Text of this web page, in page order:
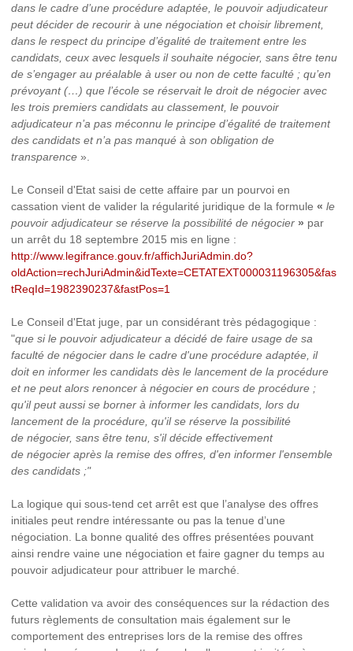
dans le cadre d’une procédure adaptée, le pouvoir adjudicateur
peut décider de recourir à une négociation et choisir librement,
dans le respect du principe d’égalité de traitement entre les
candidats, ceux avec lesquels il souhaite négocier, sans être tenu
de s’engager au préalable à user ou non de cette faculté ; qu’en
prévoyant (…) que l’école se réservait le droit de négocier avec
les trois premiers candidats au classement, le pouvoir
adjudicateur n’a pas méconnu le principe d’égalité de traitement
des candidats et n’a pas manqué à son obligation de
transparence».
Le Conseil d'Etat saisi de cette affaire par un pourvoi en
cassation vient de valider la régularité juridique de la formule « le
pouvoir adjudicateur se réserve la possibilité de négocier» par
un arrêt du 18 septembre 2015 mis en ligne :
http://www.legifrance.gouv.fr/affichJuriAdmin.do?
oldAction=rechJuriAdmin&idTexte=CETATEXT000031196305&fas
tReqId=1982390237&fastPos=1
Le Conseil d'Etat juge, par un considérant très pédagogique :
"que si le pouvoir adjudicateur a décidé de faire usage de sa
faculté de négocier dans le cadre d'une procédure adaptée, il
doit en informer les candidats dès le lancement de la procédure
et ne peut alors renoncer à négocier en cours de procédure ;
qu'il peut aussi se borner à informer les candidats, lors du
lancement de la procédure, qu'il se réserve la possibilité
de négocier, sans être tenu, s'il décide effectivement
de négocier après la remise des offres, d'en informer l'ensemble
des candidats ;"
La logique qui sous-tend cet arrêt est que l’analyse des offres
initiales peut rendre intéressante ou pas la tenue d’une
négociation. La bonne qualité des offres présentées pouvant
ainsi rendre vaine une négociation et faire gagner du temps au
pouvoir adjudicateur pour attribuer le marché.
Cette validation va avoir des conséquences sur la rédaction des
futurs règlements de consultation mais également sur le
comportement des entreprises lors de la remise des offres